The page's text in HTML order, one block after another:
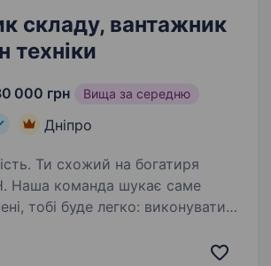
складу, вантажник
техніки
000 грн Вища за середню
Дніпро
Наша команда шукає саме
товари на склад, в торговий зал